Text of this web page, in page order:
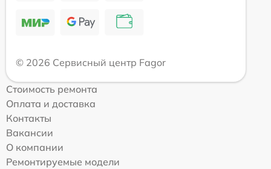
© 2026 Сервисный центр Fagor
Стоимость ремонта
Оплата и доставка
Контакты
Вакансии
О компании
Ремонтируемые модели